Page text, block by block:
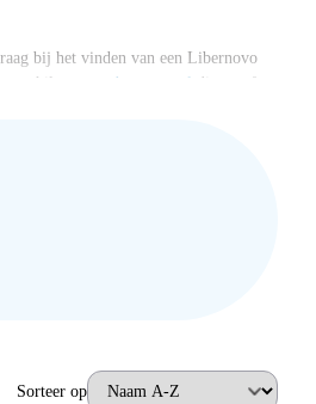
bij het vinden van een Libernovo
met een bureaustoel die comfort
Sorteer op